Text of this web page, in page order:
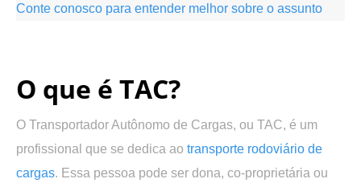
Conte conosco para entender melhor sobre o assunto
O que é TAC?
O Transportador Autônomo de Cargas, ou TAC, é um
profissional que se dedica ao transporte rodoviário de
cargas. Essa pessoa pode ser dona, co-proprietária ou